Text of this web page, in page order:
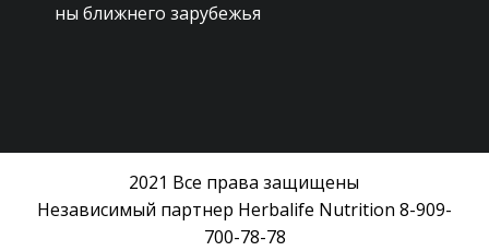
ны ближнего зарубежья
2021 Все права защищены
Независимый партнер Herbalife Nutrition 8-909-
700-78-78